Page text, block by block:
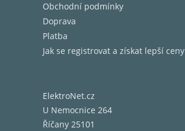
Obchodní podmínky
Doprava
Platba
Jak se registrovat a získat lepší ceny
ElektroNet.cz
U Nemocnice 264
Říčany 25101